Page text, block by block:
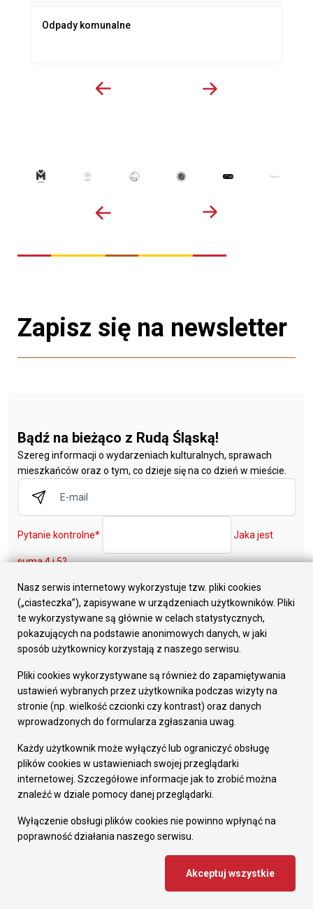
Odpady komunalne
Zapisz się na newsletter
Bądź na bieżąco z Rudą Śląską!
Szereg informacji o wydarzeniach kulturalnych, sprawach
mieszkańców oraz o tym, co dzieje się na co dzień w mieście.
Pytanie kontrolne* Jaka jest
suma 4 i 5?
Zapisz się
Zapisując się, wyrażasz zgodę na przetwarzanie Twojego adresu e-mail w celu
wysyłki newslettera i oświadczasz że znana Ci jestpolityka prywatności i plików
cookie.
Urząd Miasta Ruda Śląska
tel. (+48 32) 244 90 00
fax (+48 32) 248 73 48
Nasz serwis internetowy wykorzystuje tzw. pliki cookies
(„ciasteczka”), zapisywane w urządzeniach użytkowników. Pliki
te wykorzystywane są głównie w celach statystycznych,
pokazujących na podstawie anonimowych danych, w jaki
sposób użytkownicy korzystają z naszego serwisu.
Pliki cookies wykorzystywane są również do zapamiętywania
ustawień wybranych przez użytkownika podczas wizyty na
stronie (np. wielkość czcionki czy kontrast) oraz danych
wprowadzonych do formularza zgłaszania uwag.
Każdy użytkownik może wyłączyć lub ograniczyć obsługę
plików cookies w ustawieniach swojej przeglądarki
internetowej. Szczegółowe informacje jak to zrobić można
znaleźć w dziale pomocy danej przeglądarki.
Wyłączenie obsługi plików cookies nie powinno wpłynąć na
poprawność działania naszego serwisu.
Akceptuj wszystkie